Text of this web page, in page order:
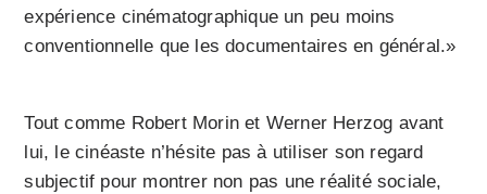
expérience cinématographique un peu moins
conventionnelle que les documentaires en général.»
Tout comme Robert Morin et Werner Herzog avant
lui, le cinéaste n’hésite pas à utiliser son regard
subjectif pour montrer non pas une réalité sociale,